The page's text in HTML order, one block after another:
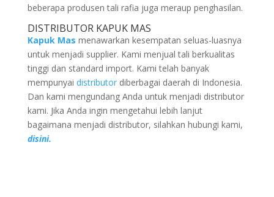
beberapa produsen tali rafia juga meraup penghasilan.
DISTRIBUTOR KAPUK MAS
Kapuk Mas menawarkan kesempatan seluas-luasnya
untuk menjadi supplier. Kami menjual tali berkualitas
tinggi dan standard import. Kami telah banyak
mempunyai distributordiberbagai daerah di Indonesia.
Dan kami mengundang Anda untuk menjadi distributor
kami. Jika Anda ingin mengetahui lebih lanjut
bagaimana menjadi distributor, silahkan hubungi kami,
disini.